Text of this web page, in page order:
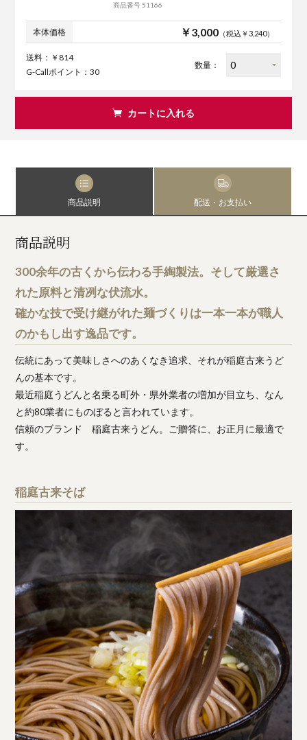
商品番号 51166
本体価格 ￥3,000（税込￥3,240）
送料：￥814
G-Callポイント：30
数量：
カートに入れる
商品説明 配送・お支払い
商品説明
300余年の古くから伝わる手綯製法。そして厳選さ
れた原料と清冽な伏流水。
確かな技で受け継がれた麺づくりは一本一本が職人
のかもし出す逸品です。
伝統にあって美味しさへのあくなき追求、それが稲庭古来うど
んの基本です。
最近稲庭うどんと名乗る町外・県外業者の増加が目立ち、なん
と約80業者にものぼると言われています。
信頼のブランド 稲庭古来うどん。ご贈答に、お正月に最適で
す。
稲庭古来そば